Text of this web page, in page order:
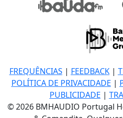
FREQUÊNCIAS | FEEDBACK|
POLÍTICA DE PRIVACIDADE |
PUBLICIDADE |
© 2026 BMHAUDIO Portugal